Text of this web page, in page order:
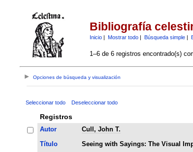
Bibliografía
Inicio| Mostrar todo| Búsqueda simple|
1–6 de 6 registros encontrado(s)
Opciones de búsqueda y visualización
Seleccionar todo Deseleccionar todo
Registros
Autor
Cull, John T.
Título
Seeing with Sayings: The Visual